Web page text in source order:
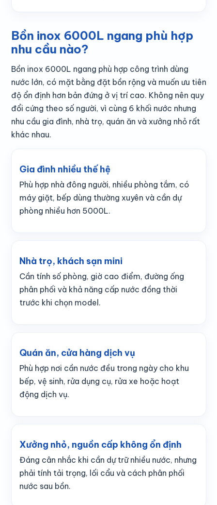
Bồn inox 6000L ngang phù hợp
nhu cầu nào?
Bồn inox 6000L ngang phù hợp công trình dùng
nước lớn, có mặt bằng đặt bồn rộng và muốn ưu tiên
độ ổn định hơn bản đứng ở vị trí cao. Không nên quy
đổi cứng theo số người, vì cùng 6 khối nước nhưng
nhu cầu gia đình, nhà trọ, quán ăn và xưởng nhỏ rất
khác nhau.
Gia đình nhiều thế hệ
Phù hợp nhà đông người, nhiều phòng tắm, có
máy giặt, bếp dùng thường xuyên và cần dự
phòng nhiều hơn 5000L.
Nhà trọ, khách sạn mini
Cần tính số phòng, giờ cao điểm, đường ống
phân phối và khả năng cấp nước đồng thời
trước khi chọn model.
Quán ăn, cửa hàng dịch vụ
Phù hợp nơi cần nước đều trong ngày cho khu
bếp, vệ sinh, rửa dụng cụ, rửa xe hoặc hoạt
động dịch vụ.
Xưởng nhỏ, nguồn cấp không ổn định
Đáng cân nhắc khi cần dự trữ nhiều nước, nhưng
phải tính tải trọng, lối cẩu và cách phân phối
nước sau bồn.